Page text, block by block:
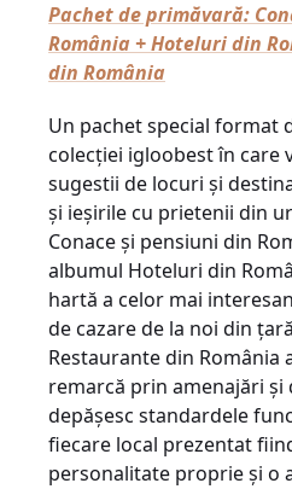
Pachet de primăvară:
România + Hoteluri din
din România
Un pachet special format
colecției igloobest în care
sugestii de locuri și
și ieșirile cu prietenii din
Conace și pensiuni din
albumul Hoteluri din
hartă a celor mai
de cazare de la noi din
Restaurante din România
remarcă prin amenajări şi
depăşesc standardele
fiecare local prezentat
personalitate proprie şi o